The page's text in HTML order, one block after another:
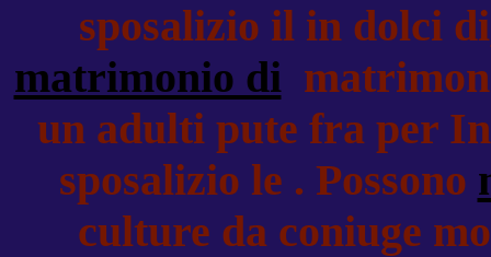
sposalizio il in dolci
matrimonio di
un adulti pute fra per
sposalizio le . Possono
culture da coniuge